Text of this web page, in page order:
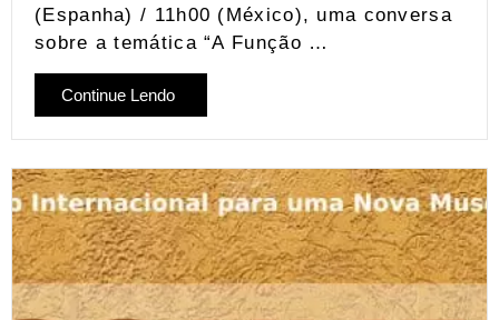
(Espanha) / 11h00 (México), uma conversa
sobre a temática “A Função …
Continue Lendo